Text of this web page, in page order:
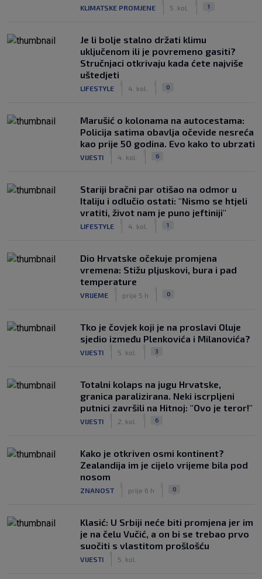
KLIMATSKE PROMJENE 5. kol. 1
Je li bolje stalno držati klimu
uključenom ili je povremeno gasiti?
Stručnjaci otkrivaju kada ćete najviše
uštedjeti
LIFESTYLE 4. kol. 0
Marušić o kolonama na autocestama:
Policija satima obavlja očevide nesreća
kao prije 50 godina. Evo kako to ubrzati
VIJESTI 4. kol. 6
Stariji bračni par otišao na odmor u
Italiju i odlučio ostati: "Nismo se htjeli
vratiti, život nam je puno jeftiniji"
LIFESTYLE 4. kol. 1
Dio Hrvatske očekuje promjena
vremena: Stižu pljuskovi, bura i pad
temperature
VRIJEME prije 5 h 0
Tko je čovjek koji je na proslavi Oluje
sjedio između Plenkovića i Milanovića?
VIJESTI 5. kol. 3
Totalni kolaps na jugu Hrvatske,
granica paralizirana. Neki iscrpljeni
putnici završili na Hitnoj: "Ovo je teror!"
VIJESTI 2. kol. 6
Kako je otkriven osmi kontinent?
Zealandija im je cijelo vrijeme bila pod
nosom
ZNANOST prije 6 h 0
Klasić: U Srbiji neće biti promjena jer im
je na čelu Vučić, a on bi se trebao prvo
suočiti s vlastitom prošlošću
VIJESTI 5. kol.